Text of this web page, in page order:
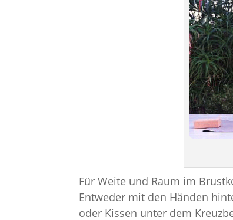
Für Weite und Raum im
Entweder mit den Händen
oder Kissen unter dem